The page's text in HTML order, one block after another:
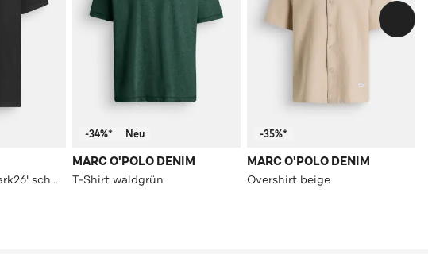
Funktions-Polo 'Park26' schwarz
-34%* Neu
MARC O'POLO DENIM
T-Shirt waldgrün
-35%*
MARC O'POLO DENIM
Overshirt beige